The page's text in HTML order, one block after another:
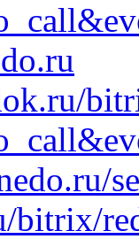
bitrix/